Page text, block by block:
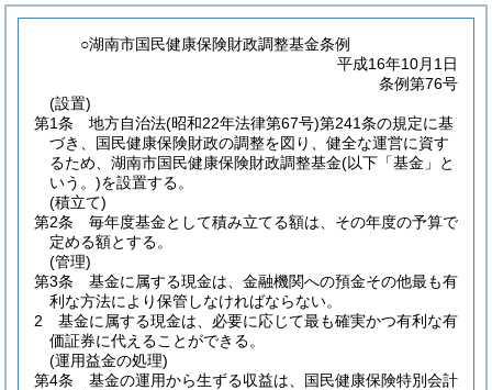
○湖南市国民健康保険財政調整基金条例
平成16年10月1日
条例第76号
(設置)
第1条
地方自治法(昭和22年法律第67号)第241条の規定に基
づき、国民健康保険財政の調整を図り、健全な運営に資す
るため、湖南市国民健康保険財政調整基金(以下「基金」と
いう。)を設置する。
(積立て)
第2条
毎年度基金として積み立てる額は、その年度の予算で
定める額とする。
(管理)
第3条
基金に属する現金は、金融機関への預金その他最も有
利な方法により保管しなければならない。
2
基金に属する現金は、必要に応じて最も確実かつ有利な有
価証券に代えることができる。
(運用益金の処理)
第4条
基金の運用から生ずる収益は、国民健康保険特別会計